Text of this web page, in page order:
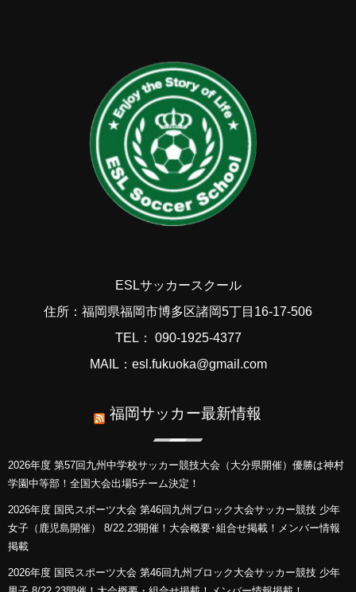
ESLサッカースクール
住所：福岡県福岡市博多区諸岡5丁目16-17-506
TEL： 090-1925-4377
MAIL：esl.fukuoka@gmail.com
福岡サッカー最新情報
2026年度 第57回九州中学校サッカー競技大会（大分県開催）優勝は神村
学園中等部！全国大会出場5チーム決定！
2026年度 国民スポーツ大会 第46回九州ブロック大会サッカー競技 少年
女子（鹿児島開催） 8/22.23開催！大会概要･組合せ掲載！メンバー情報
掲載
2026年度 国民スポーツ大会 第46回九州ブロック大会サッカー競技 少年